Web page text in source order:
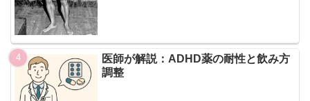
医師が解説：ADHD薬の耐性と飲み方
調整